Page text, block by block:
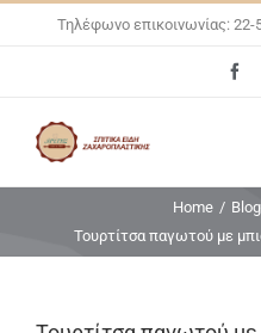
Τηλέφωνο επικοινωνίας: 22-
Home / Blog
Τουρτίτσα παγωτού με